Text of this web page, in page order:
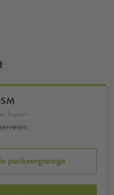
een parkeerplaats?
lopen
parkeergarage